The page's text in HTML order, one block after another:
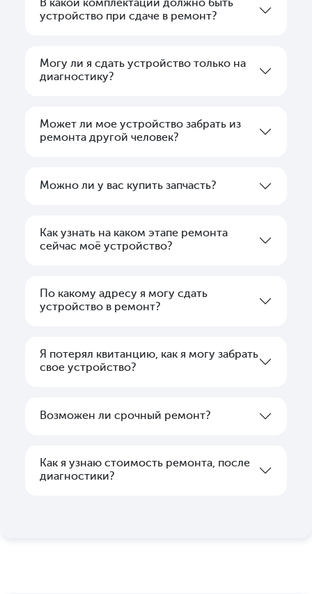
В какой комплектации должно быть
устройство при сдаче в ремонт?
Могу ли я сдать устройство только на
диагностику?
Может ли мое устройство забрать из
ремонта другой человек?
Можно ли у вас купить запчасть?
Как узнать на каком этапе ремонта
сейчас моё устройство?
По какому адресу я могу сдать
устройство в ремонт?
Я потерял квитанцию, как я могу забрать
свое устройство?
Возможен ли срочный ремонт?
Как я узнаю стоимость ремонта, после
диагностики?